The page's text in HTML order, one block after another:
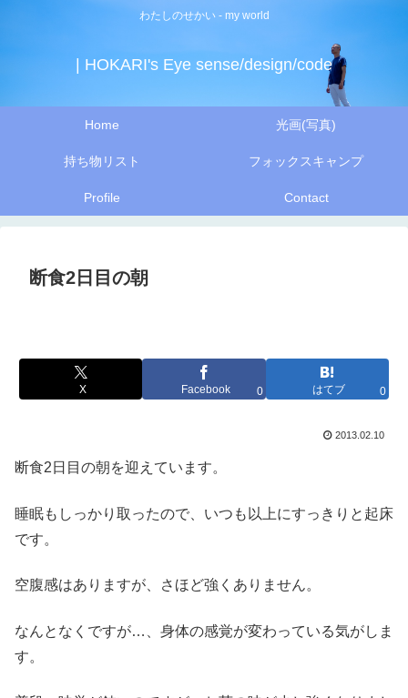
わたしのせかい - my world
| HOKARI's Eye sense/design/code
Home 光画(写真)
持ち物リスト フォックスキャンプ
Profile Contact
断食2日目の朝
X Facebook 0 はてブ 0
2013.02.10
断食2日目の朝を迎えています。
睡眠もしっかり取ったので、いつも以上にすっきりと起床
です。
空腹感はありますが、さほど強くありません。
なんとなくですが…、身体の感覚が変わっている気がしま
す。